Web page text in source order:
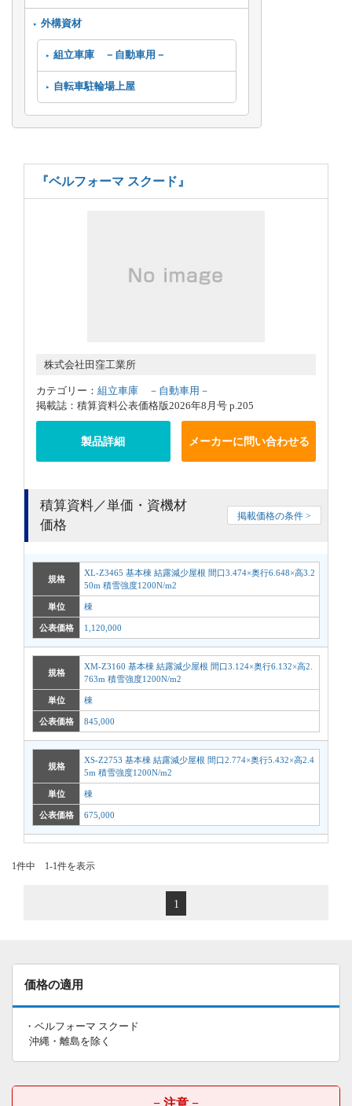
外構資材
組立車庫 －自動車用－
自転車駐輪場上屋
『ベルフォーマ スクード』
株式会社田窪工業所
カテゴリー： 組立車庫 －自動車用－
掲載誌：積算資料公表価格版2026年8月号 p.205
製品詳細 メーカーに問い合わせる
積算資料／単価・資機材
価格
掲載価格の条件 >
規格
XL-Z3465 基本棟 結露減少屋根 間口3.474×奥行6.648×高3.2
50m 積雪強度1200N/m2
単位 棟
公表価格 1,120,000
規格
XM-Z3160 基本棟 結露減少屋根 間口3.124×奥行6.132×高2.
763m 積雪強度1200N/m2
単位 棟
公表価格 845,000
規格
XS-Z2753 基本棟 結露減少屋根 間口2.774×奥行5.432×高2.4
5m 積雪強度1200N/m2
単位 棟
公表価格 675,000
1件中 1-1件を表示
1
価格の適用
・ベルフォーマ スクード
沖縄・離島を除く
− 注意 −